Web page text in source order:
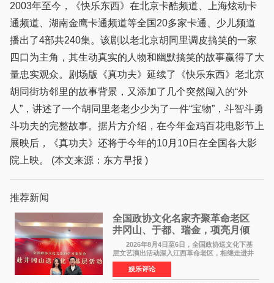
2003年至今，《快乐东西》在北京卡酷频道、上海炫动卡
通频道、湖南金鹰卡通频道等全国20多家卡通、少儿频道
播出了4部共240集。该剧以老北京胡同里调皮搞笑的一家
四口为主角，其生动真实的人物和幽默搞笑的故事赢得了大
量忠实观众。剧场版《真功夫》延续了《快乐东西》老北京
胡同街坊邻里的故事背景，又添加了几个突然闯入的“外
人”，讲述了一个胡同里老老少少为了一件“宝物”，斗智斗勇
斗功夫的完整故事。据片方介绍，在今年金鸡百花电影节上
展映后，《真功夫》还将于今年的10月10日在全国各大影
院上映。 (本文来源：东方早报 )
推荐新闻
全国政协文化名家齐聚革命老区
井冈山、于都、瑞金，项亮月倾
情献唱《桃花谣》致敬红色沃土
2026年8月4日至6日，全国政协送文化下基
层文艺演出活动深入江西革命老区，相继走进井
冈山、于都长征出发地、瑞金三地。由全国政协
文化文史和学习委员会副主任、甘肃省政协原主
席欧阳坚率团，一
娱乐评论